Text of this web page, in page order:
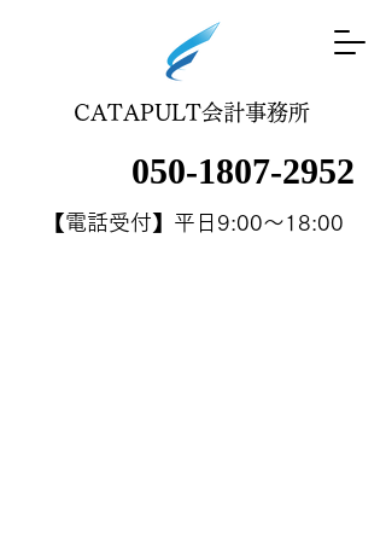
CATAPULT会計事務所
050-1807-2952
【電話受付】平日9:00～18:00